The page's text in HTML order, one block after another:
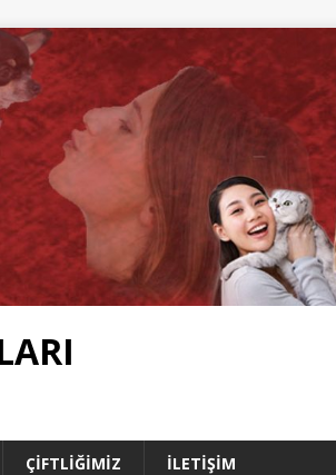
ÇIFTLIĞIMIZ İLETIŞIM